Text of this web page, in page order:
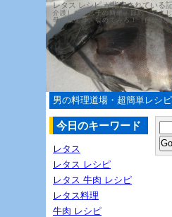
レタス レシピ が指定されている
介護した、息子の簡単・節約・やさ
母の教えは、なめてみろ！（自分の
男の料理道場・超簡単レシ
今日のキーワード
レタス
レタス レシピ
レタス 牛肉 レシピ
レタス料理
牛肉 レシピ